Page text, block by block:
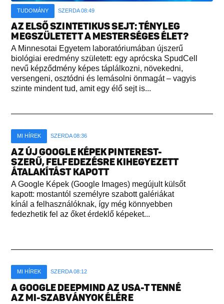
TUDOMÁNY SZERDA 08:49
AZ ELSŐ SZINTETIKUS SEJT: TÉNYLEG
MEGSZÜLETETT A MESTERSÉGES ÉLET?
A Minnesotai Egyetem laboratóriumában újszerű
biológiai eredmény született: egy aprócska SpudCell
nevű képződmény képes táplálkozni, növekedni,
versengeni, osztódni és lemásolni önmagát – vagyis
szinte mindent tud, amit egy élő sejt is...
MI HÍREK SZERDA 08:36
AZ ÚJ GOOGLE KÉPEK PINTEREST-
SZERŰ, FELFEDEZÉSRE KIHEGYEZETT
ÁTALAKÍTÁST KAPOTT
A Google Képek (Google Images) megújult külsőt
kapott: mostantól személyre szabott galériákat
kínál a felhasználóknak, így még könnyebben
fedezhetik fel az őket érdeklő képeket...
MI HÍREK SZERDA 08:12
A GOOGLE DEEPMIND AZ USA-T TENNÉ
AZ MI-SZABVÁNYOK ÉLÉRE